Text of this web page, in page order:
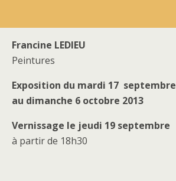
Francine LEDIEU
Peintures
Exposition du mardi 17 septembre
au dimanche 6 octobre 2013
Vernissage le jeudi 19 septembre
à partir de 18h30